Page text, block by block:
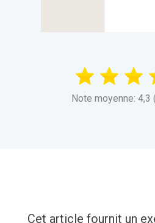
Note moyenne:
Cet article fournit un